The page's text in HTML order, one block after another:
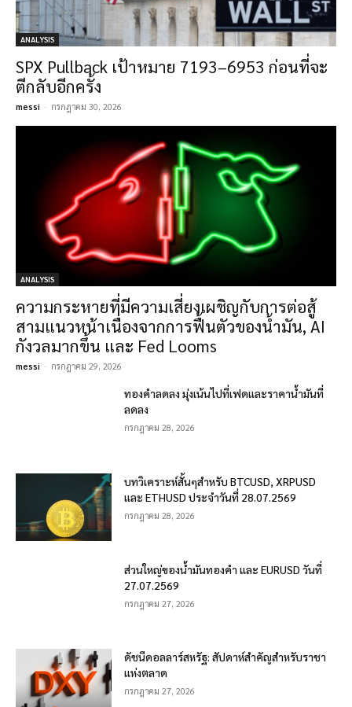
ANALYSIS
SPX Pullback เป้าหมาย 7193–6953 ก่อนที่จะ
ตีกลับอีกครั้ง
messi - กรกฎาคม 30, 2026
ANALYSIS
ความกระหายที่มีความเสี่ยงเผชิญกับการต่อสู้
สามแนวหน้าเนื่องจากการฟื้นตัวของน้ำมัน, AI
กังวลมากขึ้น และ Fed Looms
messi - กรกฎาคม 29, 2026
ทองคำลดลง มุ่งเน้นไปที่เฟดและราคาน้ำมันที่
ลดลง
กรกฎาคม 28, 2026
บทวิเคราะห์สั้นๆสำหรับ BTCUSD, XRPUSD
และ ETHUSD ประจำวันที่ 28.07.2569
กรกฎาคม 28, 2026
ส่วนใหญ่ของน้ำมันทองคำ และ EURUSD วันที่
27.07.2569
กรกฎาคม 27, 2026
ดัชนีดอลลาร์สหรัฐ: สัปดาห์สำคัญสำหรับราชา
แห่งตลาด
กรกฎาคม 27, 2026